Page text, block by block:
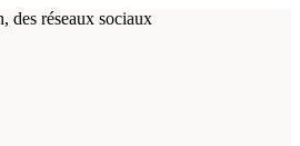
des réseaux sociaux